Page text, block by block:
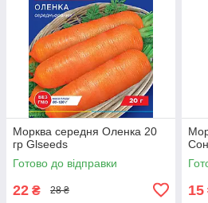
Морква середня Оленка 20
гр Glseeds
Готово до відправки
22 ₴ 28 ₴ 15